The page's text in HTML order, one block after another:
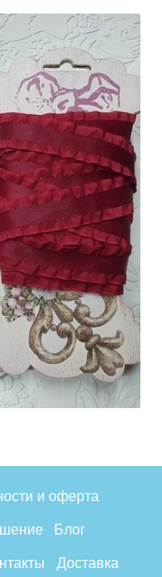
и оферта
Блог
Доставка